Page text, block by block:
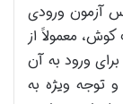
آزمون ورودی
معمولاً از
ورود به آن
توجه ویژه به